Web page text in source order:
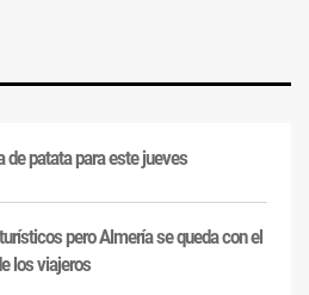
de patata para este jueves
pero Almería se queda con el
los viajeros